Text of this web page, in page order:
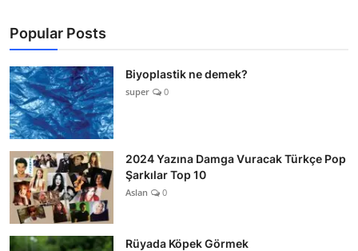
Popular Posts
Biyoplastik ne demek?
super 0
2024 Yazına Damga Vuracak Türkçe Pop
Şarkılar Top 10
Aslan 0
Rüyada Köpek Görmek